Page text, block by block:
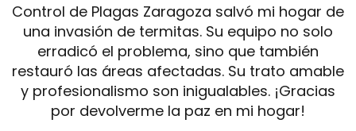
Control de Plagas Zaragoza salvó mi hogar de
una invasión de termitas. Su equipo no solo
erradicó el problema, sino que también
restauró las áreas afectadas. Su trato amable
y profesionalismo son inigualables. ¡Gracias
por devolverme la paz en mi hogar!